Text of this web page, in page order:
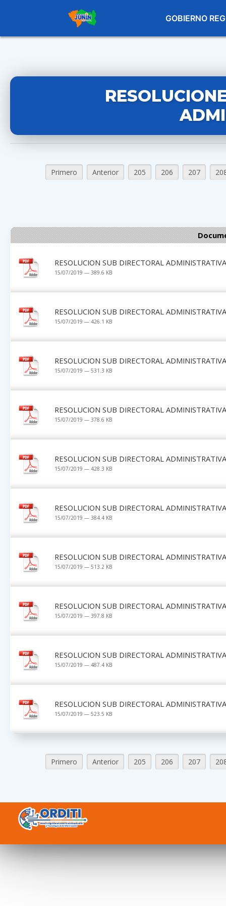
GOBIERNO
Primero Anterior 205 206 207
RESOLUCION SUB DIRECTORAL
15/07/2019 — 389.6 KB
RESOLUCION SUB DIRECTORAL
15/07/2019 — 426.1 KB
RESOLUCION SUB DIRECTORAL
15/07/2019 — 531.3 KB
RESOLUCION SUB DIRECTORAL
15/07/2019 — 378.6 KB
RESOLUCION SUB DIRECTORAL
15/07/2019 — 428.3 KB
RESOLUCION SUB DIRECTORAL
15/07/2019 — 384.4 KB
RESOLUCION SUB DIRECTORAL
15/07/2019 — 513.2 KB
RESOLUCION SUB DIRECTORAL
15/07/2019 — 397.8 KB
RESOLUCION SUB DIRECTORAL
15/07/2019 — 487.4 KB
RESOLUCION SUB DIRECTORAL
15/07/2019 — 523.5 KB
Primero Anterior 205 206 207